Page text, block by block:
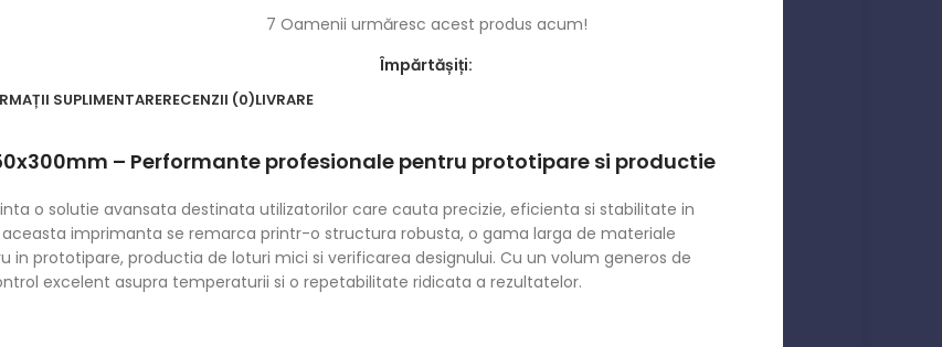
7 Oamenii urmăresc acest produs acum!
Împărtășiți:
SUPLIMENTARERECENZII (0)LIVRARE
– Performante profesionale pentru prototipare si productie
o solutie avansata destinata utilizatorilor care cauta precizie, eficienta si stabilitate in
imprimanta se remarca printr-o structura robusta, o gama larga de materiale
prototipare, productia de loturi mici si verificarea designului. Cu un volum generos de
excelent asupra temperaturii si o repetabilitate ridicata a rezultatelor.